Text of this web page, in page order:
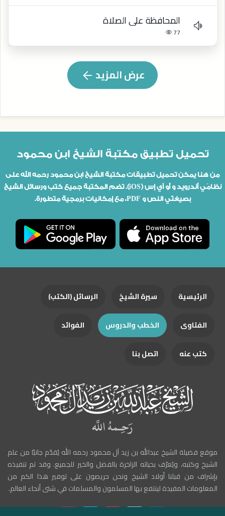
المحافظة على الصلاة
77
عرض المزيد
تحميل تطبيق مكتبة الشيخ ابن محمود
من هنا يمكن تحميل تطبيقات مكتبة الشيخ ابن محمود رحمه الله على
نظامَي أندرويد و أو آي إس (iOS). تضم المكتبة جميع كتب ورسائل الشيخ
بصيغتَي النص و PDF، مع إمكانيات برمجية متطورة.
الرئيسية سيرة الشيخ الرسائل (الكتب)
الفتاوى الخطب والدروس الفوائد
كتب عنه اتصل بنا
موقع فضيلة الشيخ عبدالله بن زيد آل محمود رحمه الله يُقدّم جانبًا من علم
الشيخ وكتبه، ويُعرّف بحياته الزاخرة بالفضل والخير للجميع. وقد تم تنفيذه
بإشراف من قبلنا أولاد الشيخ ونحن حريصون على توفير هذا الكم من
المعلومات المفيدة لينتفع بها المسلمون والمسلمات في شتى أنحاء العالم.